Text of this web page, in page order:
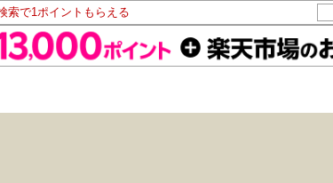
索で1ポイントもらえる